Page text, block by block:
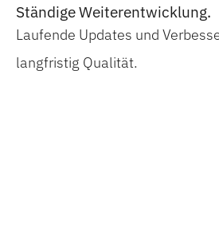
Ständige Weiterentwicklung.
Laufende Updates und
langfristig Qualität.